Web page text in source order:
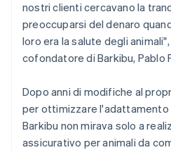
nostri clienti cercavano la
preoccuparsi del denaro
loro era la salute degli
cofondatore di Barkibu, Pablo
Dopo anni di modifiche al
per ottimizzare
Barkibu non mirava solo a
assicurativo per animali da